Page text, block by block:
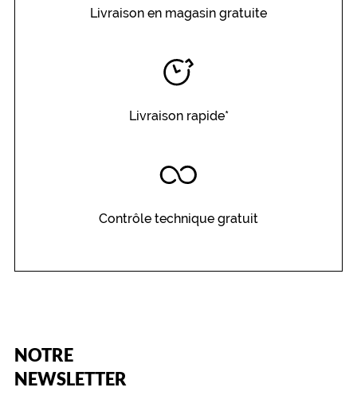
Livraison en magasin gratuite
Livraison rapide*
Contrôle technique gratuit
NOTRE
NEWSLETTER
Name
(Ce
champ
est
obligatoire)